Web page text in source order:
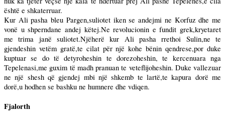
është e shkaterruar.
Kur Ali pasha bleu Pargen,suliotet iken se andejmi ne Korfuz dhe me
vonë u shperndane andej këtej.Ne revolucionin e fundit grek,kryetaret
me trima janë suliotet.Njëherë kur Ali pasha rrethoi Sulin,ne te
gjendeshin vetëm gratë,te cilat për një kohe bënin qendrese,por duke
kuptuar se do të detyroheshin te dorezoheshin, te kercenuara nga
Tepelenasi,me guxim të madh pranuan te veteflijoheshin. Duke vallezuar
ne një shesh që gjendej mbi një shkemb te lartë,te kapura dorë me
dorë,u hodhen se bashku ne humnere dhe vdiqen.
Fjalorth